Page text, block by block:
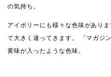
の気持ち。
アイボリーにも様々な色味があり
て大きく違ってきます。 「マガジ
黄味が入ったような色味。